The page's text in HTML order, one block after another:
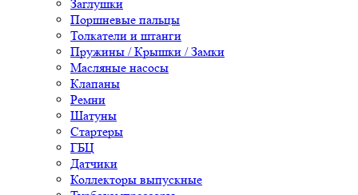
Заглушки
Поршневые пальцы
Толкатели и штанги
Пружины / Крышки / Замки
Масляные насосы
Клапаны
Ремни
Шатуны
Стартеры
ГБЦ
Датчики
Коллекторы выпускные